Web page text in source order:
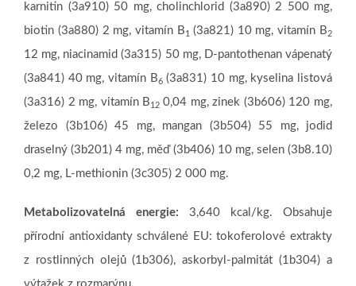
karnitin (3a910) 50 mg, cholinchlorid (3a890) 2 500 mg,
biotin (3a880) 2 mg, vitamín B1 (3a821) 10 mg, vitamín B2
12 mg, niacinamid (3a315) 50 mg, D-pantothenan vápenatý
(3a841) 40 mg, vitamín B6(3a831) 10 mg, kyselina listová
(3a316) 2 mg, vitamín B120,04 mg, zinek (3b606) 120 mg,
železo (3b106) 45 mg, mangan (3b504) 55 mg, jodid
draselný (3b201) 4 mg, měď (3b406) 10 mg, selen (3b8.10)
0,2 mg, L-methionin (3c305) 2 000 mg.
Metabolizovatelná energie: 3,640 kcal/kg. Obsahuje
přírodní antioxidanty schválené EU: tokoferolové extrakty
z rostlinných olejů (1b306), askorbyl-palmitát (1b304) a